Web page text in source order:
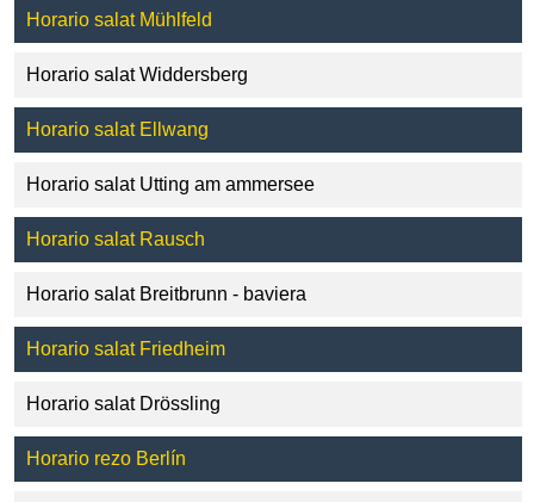
Horario salat Mühlfeld
Horario salat Widdersberg
Horario salat Ellwang
Horario salat Utting am ammersee
Horario salat Rausch
Horario salat Breitbrunn - baviera
Horario salat Friedheim
Horario salat Drössling
Horario rezo Berlín